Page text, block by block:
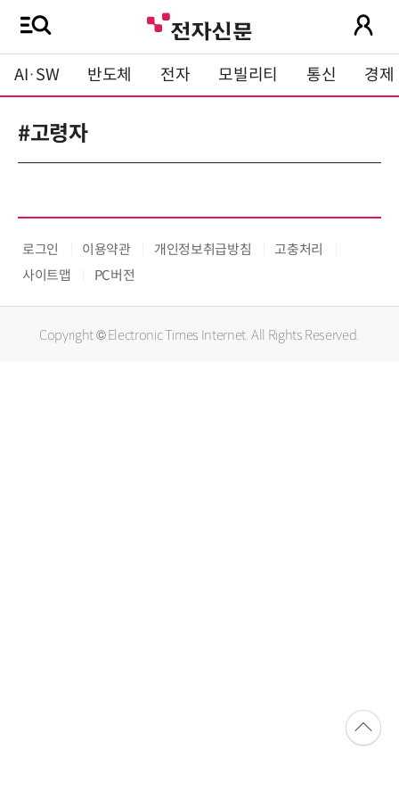
AI·SW 반도체 전자 모빌리티 통신 경제
#고령자
로그인 이용약관 개인정보취급방침
고충처리
사이트맵
PC버전
Copyright © Electronic Times Internet. All Rights Reserved.